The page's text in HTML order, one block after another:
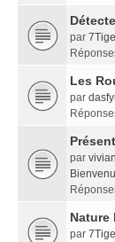
par
Les
par
par
Nature
par